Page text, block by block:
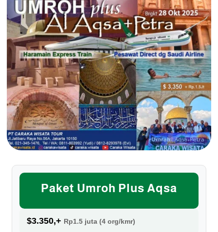
Paket Umroh Plus Aqsa
$3.350,+ Rp1.5 juta (4 org/kmr)